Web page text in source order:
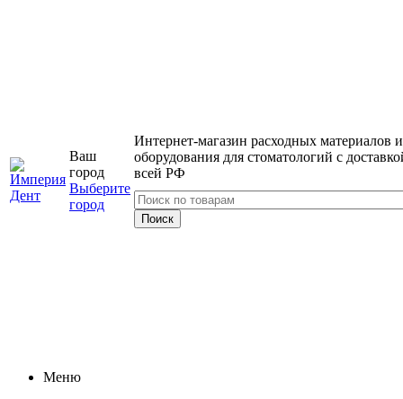
Ваш
город
Выберите
город
Интернет-магазин расходных материалов и
оборудования для стоматологий с
всей РФ
Меню